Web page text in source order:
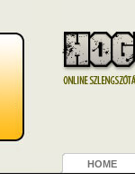
HOME